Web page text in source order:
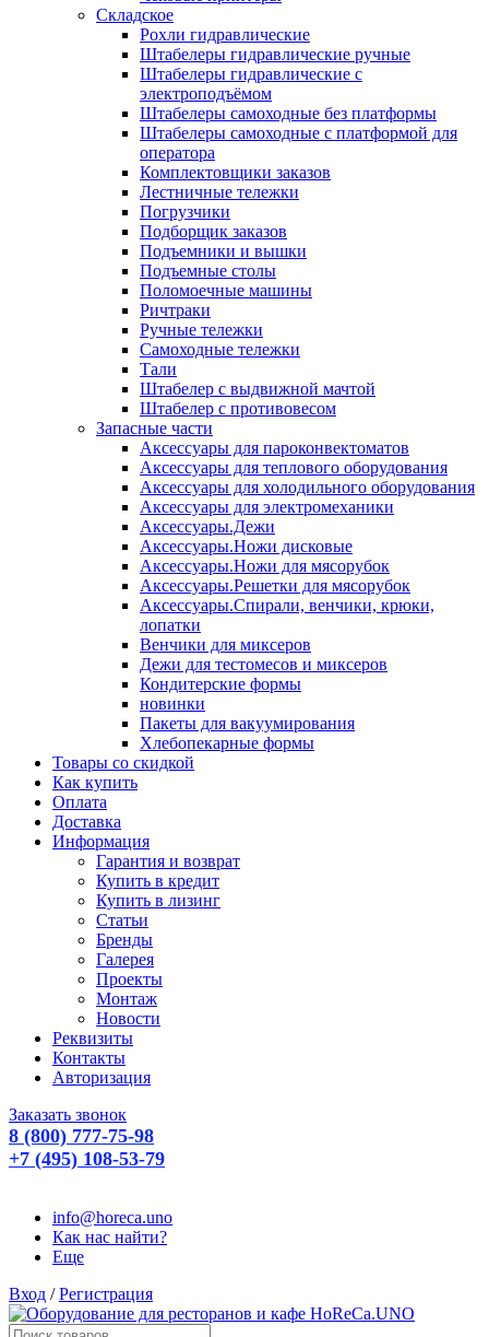
Складское
Рохли гидравлические
Штабелеры гидравлические ручные
Штабелеры гидравлические с
электроподъёмом
Штабелеры самоходные без платформы
Штабелеры самоходные с платформой для
оператора
Комплектовщики заказов
Лестничные тележки
Погрузчики
Подборщик заказов
Подъемники и вышки
Подъемные столы
Поломоечные машины
Ричтраки
Ручные тележки
Самоходные тележки
Тали
Штабелер с выдвижной мачтой
Штабелер с противовесом
Запасные части
Аксессуары для пароконвектоматов
Аксессуары для теплового оборудования
Аксессуары для холодильного оборудования
Аксессуары для электромеханики
Аксессуары.Дежи
Аксессуары.Ножи дисковые
Аксессуары.Ножи для мясорубок
Аксессуары.Решетки для мясорубок
Аксессуары.Спирали, венчики, крюки,
лопатки
Венчики для миксеров
Дежи для тестомесов и миксеров
Кондитерские формы
новинки
Пакеты для вакуумирования
Хлебопекарные формы
Товары со скидкой
Как купить
Оплата
Доставка
Информация
Гарантия и возврат
Купить в кредит
Купить в лизинг
Статьи
Бренды
Галерея
Проекты
Монтаж
Новости
Реквизиты
Контакты
Авторизация
Заказать звонок
8 (800) 777-75-98
+7 (495) 108-53-79
info@horeca.uno
Как нас найти?
Еще
Вход / Регистрация